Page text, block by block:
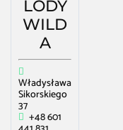
LODY
WILD
A
Władysława
Sikorskiego
37
+48 601